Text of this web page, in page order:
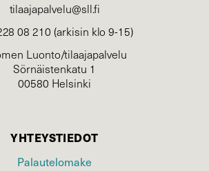
tilaajapalvelu@sll.fi
08 210 (arkisin klo 9-15)
Luonto/tilaajapalvelu
Sörnäistenkatu 1
00580 Helsinki
YHTEYSTIEDOT
Palautelomake